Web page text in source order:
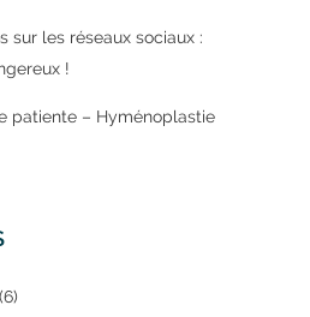
sur les réseaux sociaux :
!
patiente – Hyménoplastie
(6)